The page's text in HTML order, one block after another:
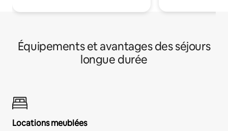
Équipements et avantages des séjours
longue durée
Locations meublées